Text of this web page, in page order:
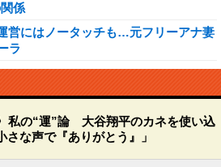
係
営にはノータッチも…元フリーアナ妻
ラ
私の“運”論 大谷翔平のカネを使い込
さな声で『ありがとう』」